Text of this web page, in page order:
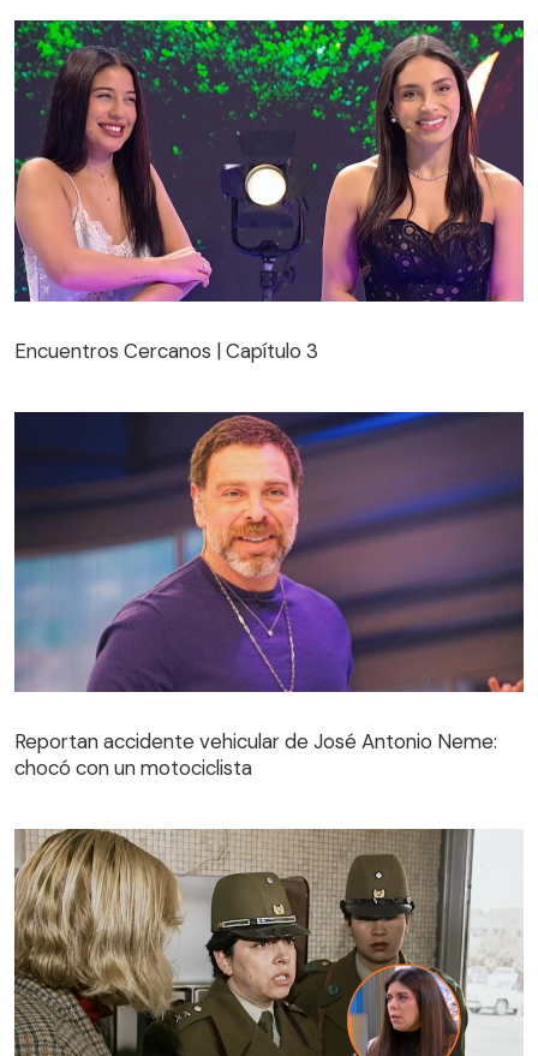
Encuentros Cercanos | Capítulo 3
Reportan accidente vehicular de José Antonio Neme:
chocó con un motociclista